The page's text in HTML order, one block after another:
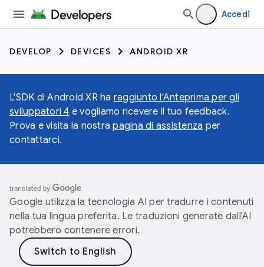
Accedi
DEVELOP DEVICES ANDROID XR
L'SDK di Android XR ha raggiunto l'Anteprima per gli
sviluppatori 4 e vogliamo ricevere il tuo feedback.
Prova e visita la nostrapagina di assistenza per
contattarci.
Google utilizza la tecnologia AI per tradurre i contenuti
nella tua lingua preferita. Le traduzioni generate dall'AI
potrebbero contenere errori.